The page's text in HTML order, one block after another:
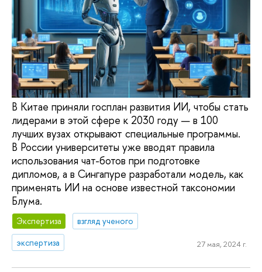
В Китае приняли госплан развития ИИ, чтобы стать
лидерами в этой сфере к 2030 году — в 100
лучших вузах открывают специальные программы.
В России университеты уже вводят правила
использования чат-ботов при подготовке
дипломов, а в Сингапуре разработали модель, как
применять ИИ на основе известной таксономии
Блума.
Экспертиза
взгляд ученого
экспертиза
27 мая, 2024 г.